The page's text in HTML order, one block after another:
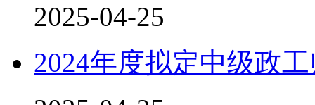
2025-04-25
2024年度拟定中级政